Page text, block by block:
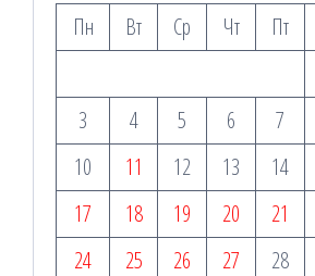
Пн
Вт Ср Чт Пт
3
4 5 6 7
10
11 12 13 14
17
18 19 20 21
24
25 26 27 28